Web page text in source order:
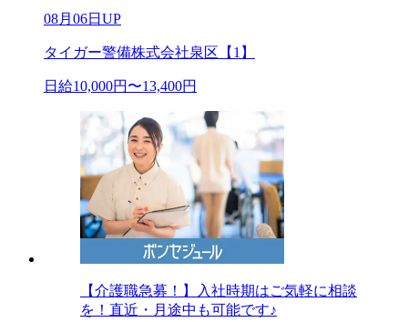
08月06日UP
タイガー警備株式会社泉区【1】
日給10,000円〜13,400円
【介護職急募！】入社時期はご気軽に相談
を！直近・月途中も可能です♪